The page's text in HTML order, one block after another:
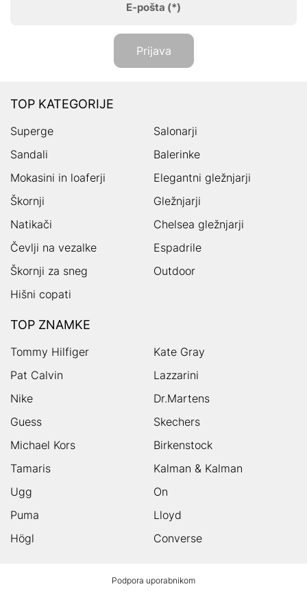
E-pošta (*)
Prijava
TOP KATEGORIJE
Superge
Salonarji
Sandali
Balerinke
Mokasini in loaferji
Elegantni gležnjarji
Škornji
Gležnjarji
Natikači
Chelsea gležnjarji
Čevlji na vezalke
Espadrile
Škornji za sneg
Outdoor
Hišni copati
TOP ZNAMKE
Tommy Hilfiger
Kate Gray
Pat Calvin
Lazzarini
Nike
Dr.Martens
Guess
Skechers
Michael Kors
Birkenstock
Tamaris
Kalman & Kalman
Ugg
On
Puma
Lloyd
Högl
Converse
Podpora uporabnikom